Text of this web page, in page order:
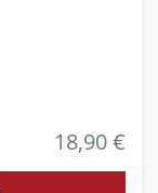
18,90 €